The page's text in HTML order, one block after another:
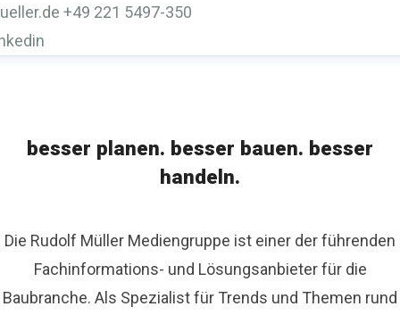
+49 221 5497-350
besser planen. besser bauen. besser
handeln.
Die Rudolf Müller Mediengruppe ist einer der führenden
Fachinformations- und Lösungsanbieter für die
Baubranche. Als Spezialist für Trends und Themen rund